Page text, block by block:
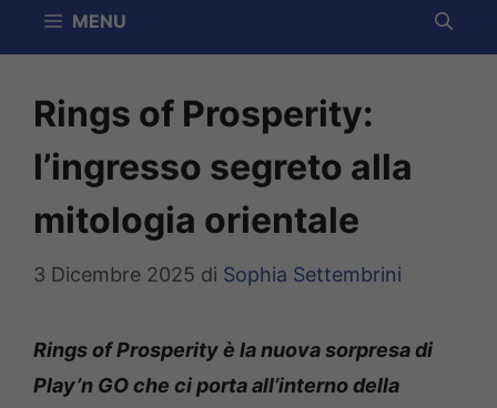
MENU
Rings of Prosperity:
l’ingresso segreto alla
mitologia orientale
3 Dicembre 2025 di Sophia Settembrini
Rings of Prosperity è la nuova sorpresa di
Play’n GO che ci porta all’interno della